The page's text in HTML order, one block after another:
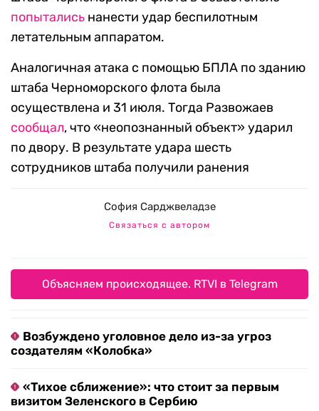
попытались нанести удар беспилотным
летательным аппаратом.
Аналогичная атака с помощью БПЛА по зданию
штаба Черноморского флота была
осуществлена и 31 июля. Тогда Развожаев
сообщал, что «неопознанный объект» ударил
по двору. В результате удара шесть
сотрудников штаба получили ранения
София Сарджвеладзе
Связаться с автором
Объясняем происходящее. RTVI в Telegram
Возбуждено уголовное дело из-за угроз
создателям «Колобка»
«Тихое сближение»: что стоит за первым
визитом Зеленского в Сербию